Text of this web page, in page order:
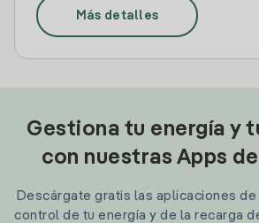
Más detalles
Gestiona tu energía y
con nuestras Apps
Descárgate gratis las aplicaciones
control de tu energía y de la recarga